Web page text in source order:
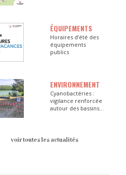
ÉQUIPEMENTS
Horaires d’été des
équipements
publics
ENVIRONNEMENT
Cyanobactéries :
vigilance renforcée
autour des bassins
voir toutes les actualités